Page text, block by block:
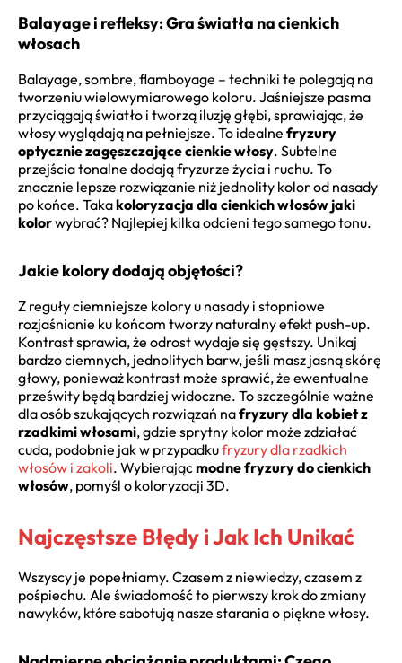
Balayage i refleksy: Gra światła na cienkich
włosach
Balayage, sombre, flamboyage – techniki te polegają na
tworzeniu wielowymiarowego koloru. Jaśniejsze pasma
przyciągają światło i tworzą iluzję głębi, sprawiając, że
włosy wyglądają na pełniejsze. To idealne fryzury
optycznie zagęszczające cienkie włosy. Subtelne
przejścia tonalne dodają fryzurze życia i ruchu. To
znacznie lepsze rozwiązanie niż jednolity kolor od nasady
po końce. Takakoloryzacja dla cienkich włosów jaki
kolorwybrać? Najlepiej kilka odcieni tego samego tonu.
Jakie kolory dodają objętości?
Z reguły ciemniejsze kolory u nasady i stopniowe
rozjaśnianie ku końcom tworzy naturalny efekt push-up.
Kontrast sprawia, że odrost wydaje się gęstszy. Unikaj
bardzo ciemnych, jednolitych barw, jeśli masz jasną skórę
głowy, ponieważ kontrast może sprawić, że ewentualne
prześwity będą bardziej widoczne. To szczególnie ważne
dla osób szukających rozwiązań nafryzury dla kobiet z
rzadkimi włosami, gdzie sprytny kolor może zdziałać
cuda, podobnie jak w przypadkufryzury dla rzadkich
włosów i zakoli. Wybierającmodne fryzury do cienkich
włosów, pomyśl o koloryzacji 3D.
Najczęstsze Błędy i Jak Ich Unikać
Wszyscy je popełniamy. Czasem z niewiedzy, czasem z
pośpiechu. Ale świadomość to pierwszy krok do zmiany
nawyków, które sabotują nasze starania o piękne włosy.